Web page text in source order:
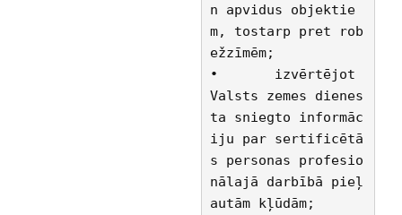
n apvidus objektie
m, tostarp pret rob
ežzīmēm;
•	izvērtējot
Valsts zemes dienes
ta sniegto informāc
iju par sertificētā
s personas profesio
nālajā darbībā pieļ
autām kļūdām;